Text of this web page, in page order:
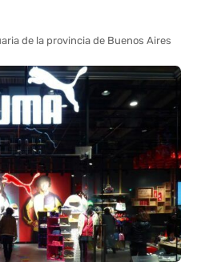
de la provincia de Buenos Aires